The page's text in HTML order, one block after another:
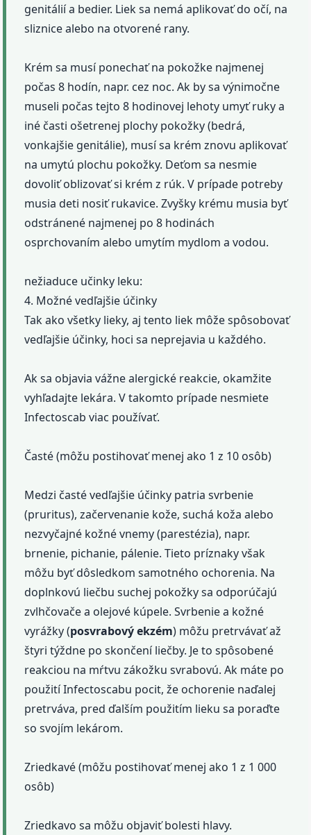
genitálií a bedier. Liek sa nemá aplikovať do očí, na
sliznice alebo na otvorené rany.
Krém sa musí ponechať na pokožke najmenej
počas 8 hodín, napr. cez noc. Ak by sa výnimočne
museli počas tejto 8 hodinovej lehoty umyť ruky a
iné časti ošetrenej plochy pokožky (bedrá,
vonkajšie genitálie), musí sa krém znovu aplikovať
na umytú plochu pokožky. Deťom sa nesmie
dovoliť oblizovať si krém z rúk. V prípade potreby
musia deti nosiť rukavice. Zvyšky krému musia byť
odstránené najmenej po 8 hodinách
osprchovaním alebo umytím mydlom a vodou.
nežiaduce učinky leku:
4. Možné vedľajšie účinky
Tak ako všetky lieky, aj tento liek môže spôsobovať
vedľajšie účinky, hoci sa neprejavia u každého.
Ak sa objavia vážne alergické reakcie, okamžite
vyhľadajte lekára. V takomto prípade nesmiete
Infectoscab viac používať.
Časté (môžu postihovať menej ako 1 z 10 osôb)
Medzi časté vedľajšie účinky patria svrbenie
(pruritus), začervenanie kože, suchá koža alebo
nezvyčajné kožné vnemy (parestézia), napr.
brnenie, pichanie, pálenie. Tieto príznaky však
môžu byť dôsledkom samotného ochorenia. Na
doplnkovú liečbu suchej pokožky sa odporúčajú
zvlhčovače a olejové kúpele. Svrbenie a kožné
vyrážky (posvrabový ekzém) môžu pretrvávať až
štyri týždne po skončení liečby. Je to spôsobené
reakciou na mŕtvu zákožku svrabovú. Ak máte po
použití Infectoscabu pocit, že ochorenie naďalej
pretrváva, pred ďalším použitím lieku sa poraďte
so svojím lekárom.
Zriedkavé (môžu postihovať menej ako 1 z 1 000
osôb)
Zriedkavo sa môžu objaviť bolesti hlavy.